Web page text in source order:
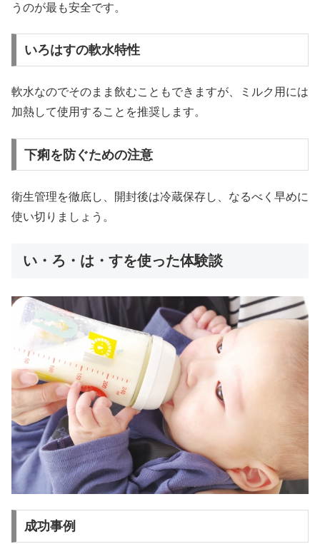
うのが最も安全です。
いろはすの軟水特性
軟水なのでそのまま飲むこともできますが、ミルク用には
加熱して使用することを推奨します。
下痢を防ぐための注意
衛生管理を徹底し、開封後は冷蔵保存し、なるべく早めに
使い切りましょう。
い・ろ・は・すを使った体験談
成功事例